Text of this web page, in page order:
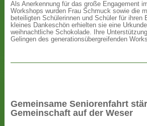
Als Anerkennung für das große Engagement
Workshops wurden Frau Schmuck sowie die
beteiligten Schülerinnen und Schüler für ihren
kleines Dankeschön erhielten sie eine
weihnachtliche Schokolade. Ihre
Gelingen des generationsübergreifenden
Gemeinsame Seniorenfahrt
Gemeinschaft auf der Weser